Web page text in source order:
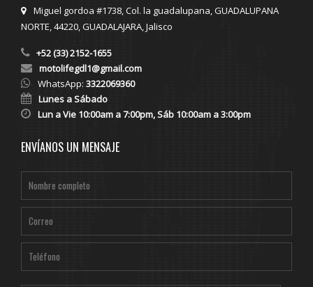
Miguel gordoa #1738, Col. la guadalupana, GUADALUPANA
NORTE, 44220, GUADALAJARA, Jalisco
+52 (33) 2152-1655
motolifegdl1@gmail.com
WhatsApp: 3322069360
Lunes a Sábado
Lun a Vie 10:00am a 7:00pm, Sáb 10:00am a 3:00pm
ENVÍANOS UN MENSAJE